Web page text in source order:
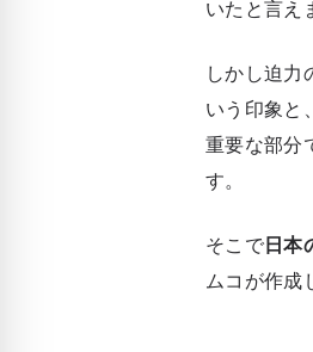
いたと言え
しかし迫力
いう印象と
重要な部分
す。
そこで日本
ムコが作成